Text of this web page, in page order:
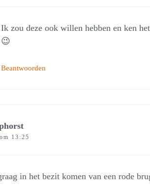
Ik zou deze ook willen hebben en ken
😉
Beantwoorden
13:25
in het bezit komen van een rode